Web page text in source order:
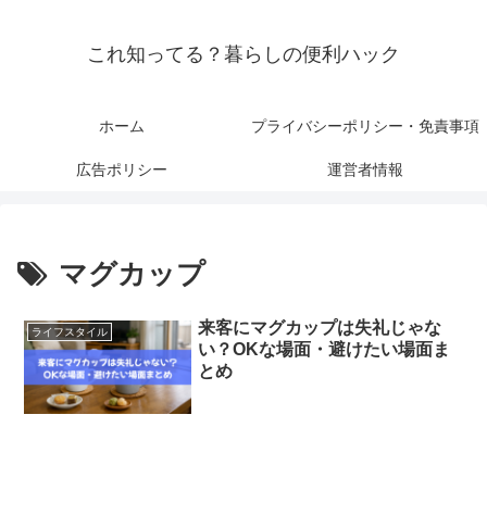
これ知ってる？暮らしの便利ハック
ホーム プライバシーポリシー・免責事項
広告ポリシー 運営者情報
マグカップ
ライフスタイル
来客にマグカップは失礼じゃな
い？OKな場面・避けたい場面ま
とめ